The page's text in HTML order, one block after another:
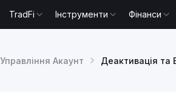
TradFi Інструменти Фінанси
Управління Акаунт